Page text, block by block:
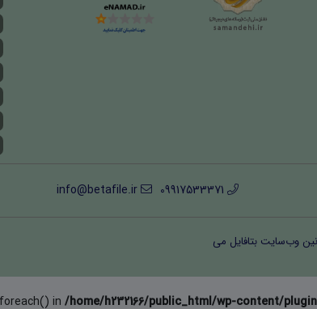
09917533371
info@betafile.ir
وب‌سایت بتافایل می
in /home/h232166/public_html/wp-content/